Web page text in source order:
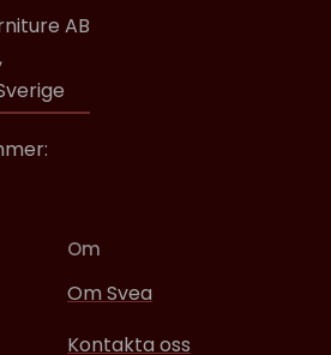
AB
Om
Om Svea
Kontakta oss